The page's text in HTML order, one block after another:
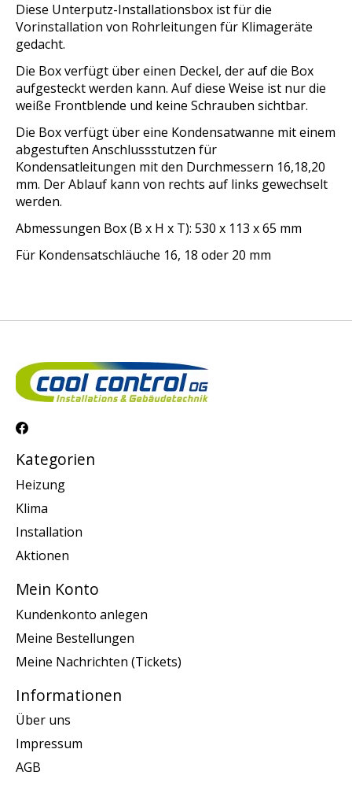
Diese Unterputz-Installationsbox ist für die
Vorinstallation von Rohrleitungen für Klimageräte
gedacht.
Die Box verfügt über einen Deckel, der auf die Box
aufgesteckt werden kann. Auf diese Weise ist nur die
weiße Frontblende und keine Schrauben sichtbar.
Die Box verfügt über eine Kondensatwanne mit einem
abgestuften Anschlussstutzen für
Kondensatleitungen mit den Durchmessern 16,18,20
mm. Der Ablauf kann von rechts auf links gewechselt
werden.
Abmessungen Box (B x H x T): 530 x 113 x 65 mm
Für Kondensatschläuche 16, 18 oder 20 mm
Kategorien
Heizung
Klima
Installation
Aktionen
Mein Konto
Kundenkonto anlegen
Meine Bestellungen
Meine Nachrichten (Tickets)
Informationen
Über uns
Impressum
AGB